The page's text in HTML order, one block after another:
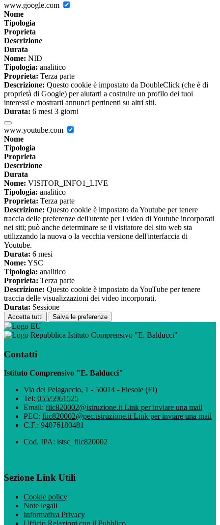
www.google.com
Nome
Tipologia
Proprieta
Descrizione
Durata
Nome: NID
Tipologia: analitico
Proprieta: Terza parte
Descrizione: Questo cookie è impostato da DoubleClick (che è di
proprietà di Google) per aiutarti a costruire un profilo dei tuoi
interessi e mostrarti annunci pertinenti su altri siti.
Durata: 6 mesi 3 giorni
www.youtube.com
Nome
Tipologia
Proprieta
Descrizione
Durata
Nome: VISITOR_INFO1_LIVE
Tipologia: analitico
Proprieta: Terza parte
Descrizione: Questo cookie è impostato da Youtube per tenere
traccia delle preferenze dell'utente per i video di Youtube incorporati
nei siti; può anche determinare se il visitatore del sito web sta
utilizzando la nuova o la vecchia versione dell'interfaccia di
Youtube.
Durata: 6 mesi
Nome: YSC
Tipologia: analitico
Proprieta: Terza parte
Descrizione: Questo cookie è impostato da YouTube per tenere
traccia delle visualizzazioni dei video incorporati.
Durata: Sessione
Accetta tutti Salva le preferenze
Istituto Comprensivo "E. Balducci"
Contatti
Istituto Comprensivo "E. Balducci"
Via del Pelagaccio, 1 - 50014 - Fiesole (FI)
Tel: 055/5961525
Email: fiic820002@istruzione.it Link per inviare una mail
PEC: fiic820002@pec.istruzione.it Link per inviare una mail
C.F.: 94076180481
Cod. IPA: istsc_fiic820002
Sezione Link Utili
Cookie policy
Note legali
Informativa Privacy
Ufficio Relazioni con il Pubblico